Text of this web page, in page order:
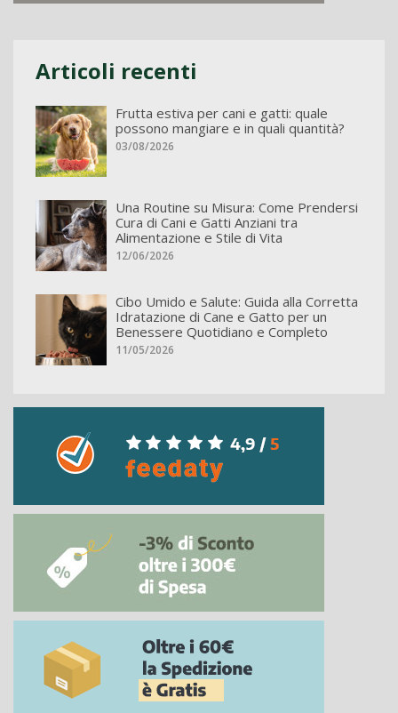
Articoli recenti
Frutta estiva per cani e gatti: quale
possono mangiare e in quali quantità?
03/08/2026
Una Routine su Misura: Come Prendersi
Cura di Cani e Gatti Anziani tra
Alimentazione e Stile di Vita
12/06/2026
Cibo Umido e Salute: Guida alla Corretta
Idratazione di Cane e Gatto per un
Benessere Quotidiano e Completo
11/05/2026